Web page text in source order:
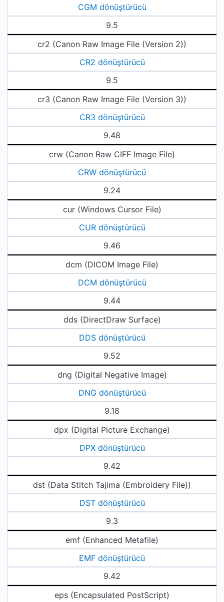
CGM dönüştürücü
9.5
cr2 (Canon Raw Image File (Version 2))
CR2 dönüştürücü
9.5
cr3 (Canon Raw Image File (Version 3))
CR3 dönüştürücü
9.48
crw (Canon Raw CIFF Image File)
CRW dönüştürücü
9.24
cur (Windows Cursor File)
CUR dönüştürücü
9.46
dcm (DICOM Image File)
DCM dönüştürücü
9.44
dds (DirectDraw Surface)
DDS dönüştürücü
9.52
dng (Digital Negative Image)
DNG dönüştürücü
9.18
dpx (Digital Picture Exchange)
DPX dönüştürücü
9.42
dst (Data Stitch Tajima (Embroidery File))
DST dönüştürücü
9.3
emf (Enhanced Metafile)
EMF dönüştürücü
9.42
eps (Encapsulated PostScript)